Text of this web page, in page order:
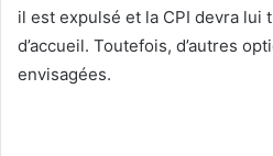
il est expulsé et la CPI devra lui
d’accueil. Toutefois, d’autres
envisagées.